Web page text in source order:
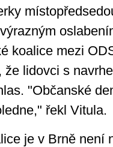
koalice mezi
lidovci s
"Občanské
řekl Vitula.
je v Brně není